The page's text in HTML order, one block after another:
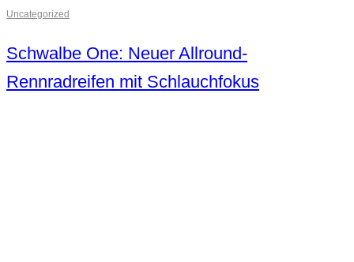
Uncategorized
Schwalbe One: Neuer Allround-
Rennradreifen mit Schlauchfokus